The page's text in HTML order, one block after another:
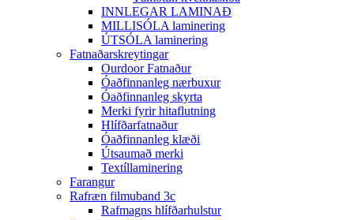
INNLEGAR LAMINAÐ
MILLISÓLA laminering
ÚTSÓLA laminering
Fatnaðarskreytingar
Ourdoor Fatnaður
Óaðfinnanleg nærbuxur
Óaðfinnanleg skyrta
Merki fyrir hitaflutning
Hlífðarfatnaður
Óaðfinnanleg klæði
Útsaumað merki
Textíllaminering
Farangur
Rafræn filmuband 3c
Rafmagns hlífðarhulstur